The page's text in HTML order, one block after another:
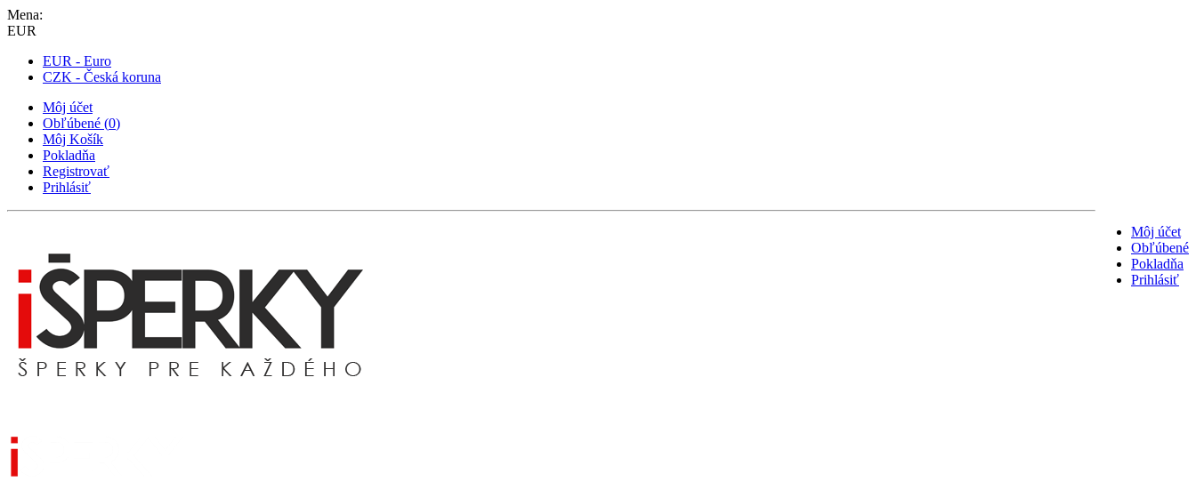
Mena:
EUR
EUR - Euro
CZK - Česká koruna
Môj účet
Obľúbené (0)
Môj Košík
Pokladňa
Registrovať
Prihlásiť
Môj účet
Obľúbené
Pokladňa
Prihlásiť